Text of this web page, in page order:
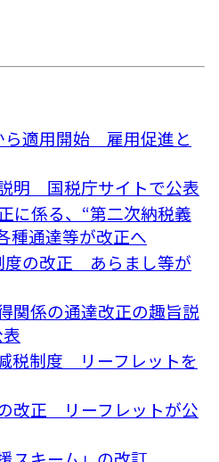
ら適用開始 雇用促進と
明 国税庁サイトで公表
に係る、“第二次納税義
通達等が改正へ
度の改正 あらまし等が
関係の通達改正の趣旨説
税制度 リーフレットを
改正 リーフレットが公